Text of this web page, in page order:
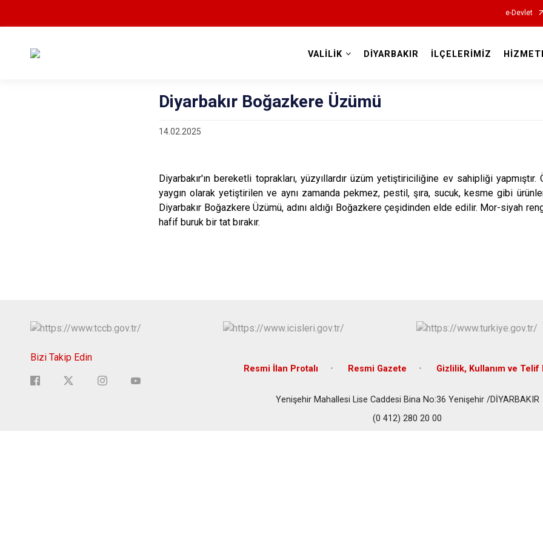
e-Devlet
VALİLİK DİYARBAKIR İLÇELERİMİZ
Diyarbakır Boğazkere Üzümü
14.02.2025
Diyarbakır'ın bereketli toprakları, yüzyıllardır üzüm yetiştiriciliğine ev sahipliği
yaygın olarak yetiştirilen ve aynı zamanda pekmez, pestil, şıra, sucuk, kesme gibi
Diyarbakır Boğazkere Üzümü, adını aldığı Boğazkere çeşidinden elde edilir. Mor-siyah
hafif buruk bir tat bırakır.
Bizi Takip Edin
Resmi İlan Protalı Resmi Gazete Gizlilik, Kullanım ve Telif
Yenişehir Mahallesi Lise Caddesi Bina No:36 Yenişehir /DİYARBAKIR
(0 412) 280 20 00